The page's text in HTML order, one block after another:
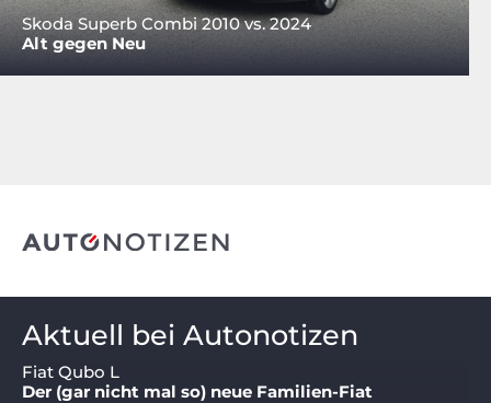
Skoda Superb Combi 2010 vs. 2024
Alt gegen Neu
Aktuell bei Autonotizen
Fiat Qubo L
Der (gar nicht mal so) neue Familien-Fiat